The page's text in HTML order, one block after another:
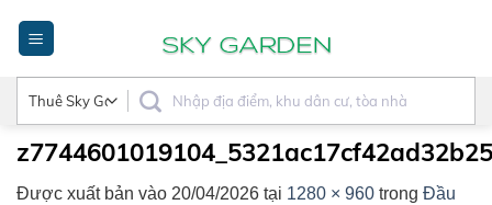
dung
Được xuất bản vào 20/04/2026 tại 1280 × 960 trong Đầu